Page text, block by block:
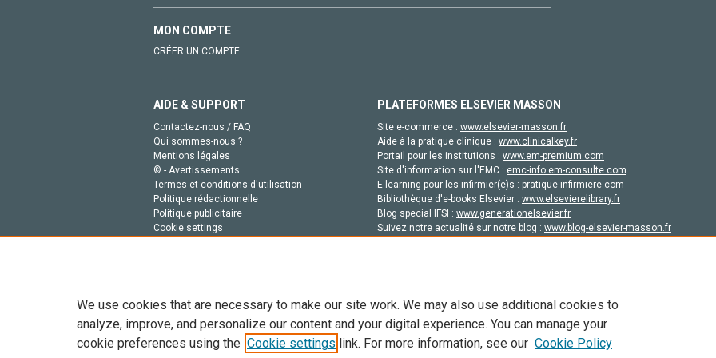
MON COMPTE
CRÉER UN COMPTE
AIDE & SUPPORT
Contactez-nous / FAQ
Qui sommes-nous ?
Mentions légales
© - Avertissements
Termes et conditions d'utilisation
Politique rédactionnelle
Politique publicitaire
Cookie settings
PLATEFORMES ELSEVIER MASSON
Site e-commerce : www.elsevier-masson.fr
Aide à la pratique clinique : www.clinicalkey.fr
Portail pour les institutions : www.em-premium.com
Site d'information sur l'EMC : emc-info.em-consulte.com
E-learning pour les infirmier(e)s : pratique-infirmiere.com
Bibliothèque d'e-books Elsevier : www.elsevierelibrary.fr
Blog special IFSI : www.generationelsevier.fr
Suivez notre actualité sur notre blog : www.blog-elsevier-masson.fr
Tout le contenu de ce site: Copyright © 2026 Elsevier, ses concédants de licence et ses contributeurs. Tout les droits sont réservés,
We use cookies that are necessary to make our site work. We may also use additional cookies to
analyze, improve, and personalize our content and your digital experience. You can manage your
cookie preferences using the Cookie settings link. For more information, see our Cookie Policy